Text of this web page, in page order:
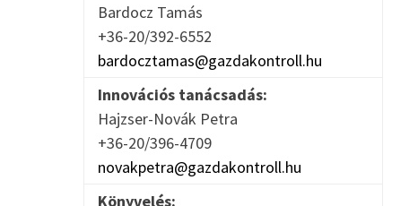
Bardocz Tamás
+36-20/392-6552
bardocztamas@gazdakontroll.hu
Innovációs tanácsadás:
Hajzser-Novák Petra
+36-20/396-4709
novakpetra@gazdakontroll.hu
Könyvelés: